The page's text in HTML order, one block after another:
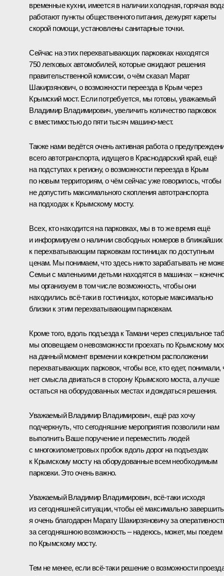
временные кухни, имеется в наличии холодная, горячая
работают пункты общественного питания, дежурят кареты
скорой помощи, установлены санитарные точки.
Сейчас на этих перехватывающих парковках находятся
750 легковых автомобилей, которые ожидают решения
правительственной комиссии, о чём сказал Марат
Шакирзянович, о возможности переезда в Крым через
Крымский мост. Если потребуется, мы готовы, уважаемый
Владимир Владимирович, увеличить количество парковок
с вместимостью до пяти тысяч машино-мест.
Также нами ведётся очень активная работа о
всего автотранспорта, идущего в Краснодарский край, ещё
на подступах к региону, о возможности переезда в Крым
по новым территориям, о чём сейчас уже говорилось, чтобы
не допустить максимального скопления автотранспорта
на подходах к Крымскому мосту.
Всех, кто находится на парковках, мы в то же время ещё
и информируем о наличии свободных номеров в ближайших
к перехватывающим парковкам гостиницах по доступным
ценам. Мы понимаем, что здесь никто зарабатывать не
Семьи с маленькими детьми находятся в машинах –
мы организуем в том числе возможность, чтобы они
находились всё-таки в гостиницах, которые максимально
близки к этим перехватывающим парковкам.
Кроме того, вдоль подъезда к Тамани через специальное
мы оповещаем о невозможности проехать по Крымскому
на данный момент времени и конкретном расположении
перехватывающих парковок, чтобы все, кто едет, понимали,
нет смысла двигаться в сторону Крымского моста, а лучше
остаться на оборудованных местах и дождаться решения.
Уважаемый Владимир Владимирович, ещё раз хочу
подчеркнуть, что сегодняшние мероприятия позволили нам
выполнить Ваше поручение и переместить людей
с многокилометровых пробок вдоль дорог на подъездах
к Крымскому мосту на оборудованные всем необходимым
парковки. Это очень важно.
Уважаемый Владимир Владимирович, всё-таки исходя
из сегодняшней ситуации, чтобы её максимально
я очень благодарен Марату Шакирзяновичу за
за сегодняшнюю возможность – надеюсь, может, мы поедем
по Крымскому мосту.
Тем не менее, если всё-таки решение о возможности